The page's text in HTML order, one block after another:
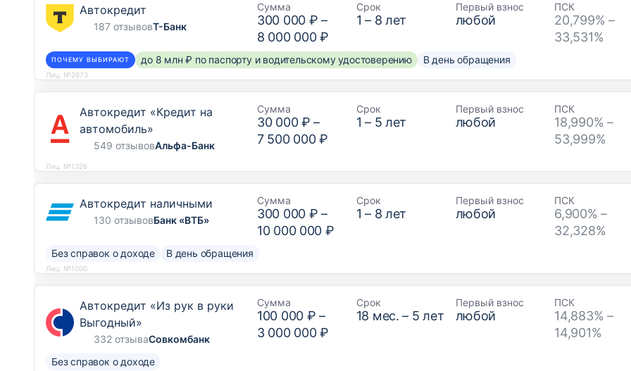
Автокредит
187 отзывовТ-Банк
Сумма
300 000 ₽ –
8 000 000 ₽
Срок
1 – 8 лет
Первый взнос
любой
ПСК
20,799% –
33,531%
ПОЧЕМУ ВЫБИРАЮТ до 8 млн ₽ по паспорту и водительскому удостоверению В день обращения
Лиц. №2673
Автокредит «Кредит на
автомобиль»
549 отзывовАльфа-Банк
Сумма
30 000 ₽ –
7 500 000 ₽
Срок
1 – 5 лет
Первый взнос
любой
ПСК
18,990% –
53,999%
Лиц. №1326
Автокредит наличными
130 отзывовБанк «ВТБ»
Сумма
300 000 ₽ –
10 000 000 ₽
Срок
1 – 8 лет
Первый взнос
любой
ПСК
6,900% –
32,328%
Без справок о доходе В день обращения
Лиц. №1000
Автокредит «Из рук в руки
Выгодный»
332 отзываСовкомбанк
Сумма
100 000 ₽ –
3 000 000 ₽
Срок
18 мес. – 5 лет
Первый взнос
любой
ПСК
14,883% –
14,901%
Без справок о доходе